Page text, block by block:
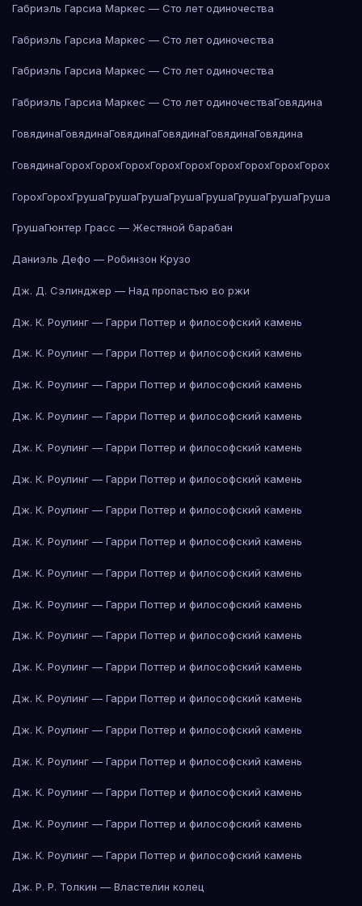
Габриэль Гарсиа Маркес — Сто лет одиночества
Габриэль Гарсиа Маркес — Сто лет одиночества
Габриэль Гарсиа Маркес — Сто лет одиночества
Габриэль Гарсиа Маркес — Сто лет одиночестваГовядина
ГовядинаГовядинаГовядинаГовядинаГовядинаГовядина
ГовядинаГорохГорохГорохГорохГорохГорохГорохГорохГорох
ГорохГорохГрушаГрушаГрушаГрушаГрушаГрушаГрушаГруша
ГрушаГюнтер Грасс — Жестяной барабан
Даниэль Дефо — Робинзон Крузо
Дж. Д. Сэлинджер — Над пропастью во ржи
Дж. К. Роулинг — Гарри Поттер и философский камень
Дж. К. Роулинг — Гарри Поттер и философский камень
Дж. К. Роулинг — Гарри Поттер и философский камень
Дж. К. Роулинг — Гарри Поттер и философский камень
Дж. К. Роулинг — Гарри Поттер и философский камень
Дж. К. Роулинг — Гарри Поттер и философский камень
Дж. К. Роулинг — Гарри Поттер и философский камень
Дж. К. Роулинг — Гарри Поттер и философский камень
Дж. К. Роулинг — Гарри Поттер и философский камень
Дж. К. Роулинг — Гарри Поттер и философский камень
Дж. К. Роулинг — Гарри Поттер и философский камень
Дж. К. Роулинг — Гарри Поттер и философский камень
Дж. К. Роулинг — Гарри Поттер и философский камень
Дж. К. Роулинг — Гарри Поттер и философский камень
Дж. К. Роулинг — Гарри Поттер и философский камень
Дж. К. Роулинг — Гарри Поттер и философский камень
Дж. К. Роулинг — Гарри Поттер и философский камень
Дж. К. Роулинг — Гарри Поттер и философский камень
Дж. Р. Р. Толкин — Властелин колец